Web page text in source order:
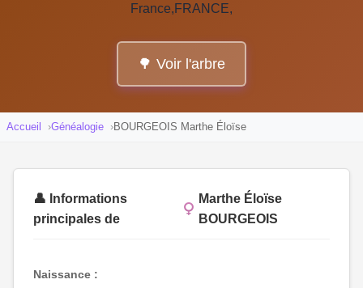
France,FRANCE,
🌳 Voir l'arbre
Accueil Généalogie BOURGEOIS Marthe Éloïse
👤 Informations
principales de
Marthe Éloïse
BOURGEOIS
Naissance :